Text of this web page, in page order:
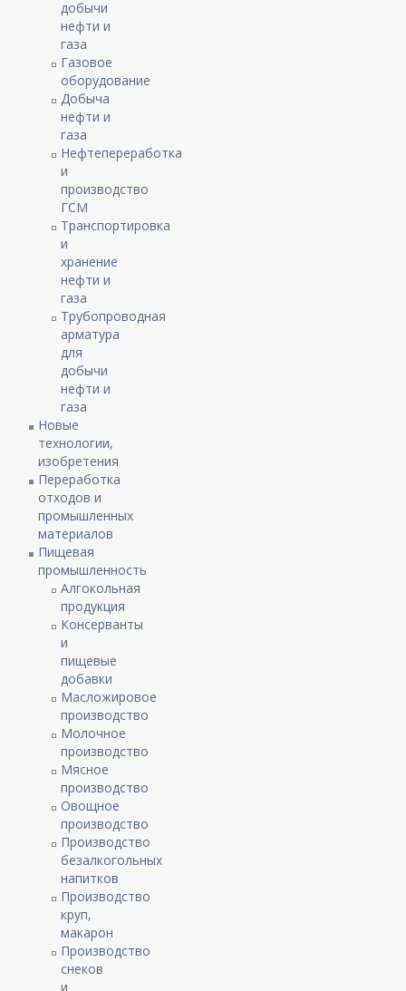
добычи
нефти и
газа
Газовое
оборудование
Добыча
нефти и
газа
Нефтепереработка
и
производство
ГСМ
Транспортировка
и
хранение
нефти и
газа
Трубопроводная
арматура
для
добычи
нефти и
газа
Новые
технологии,
изобретения
Переработка
отходов и
промышленных
материалов
Пищевая
промышленность
Алгокольная
продукция
Консерванты
и
пищевые
добавки
Масложировое
производство
Молочное
производство
Мясное
производство
Овощное
производство
Производство
безалкогольных
напитков
Производство
круп,
макарон
Производство
снеков
и